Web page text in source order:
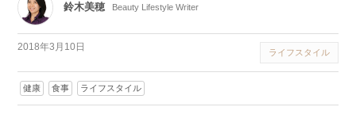
鈴木美穂 Beauty Lifestyle Writer
2018年3月10日 ライフスタイル
健康 食事 ライフスタイル